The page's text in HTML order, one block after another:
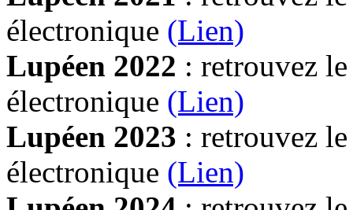
électronique (Lien)
Lupéen 2022 : retrouvez
électronique (Lien)
Lupéen 2023 : retrouvez
électronique (Lien)